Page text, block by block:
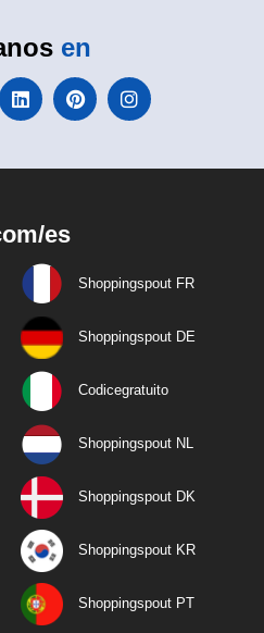
en
es
Shoppingspout FR
Shoppingspout DE
Codicegratuito
Shoppingspout NL
Shoppingspout DK
Shoppingspout KR
Shoppingspout PT